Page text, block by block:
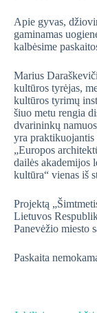
Apie gyvas,
gaminamas
kalbėsime
Marius
kultūros tyrėjas,
kultūros tyrimų
šiuo metu rengia
dvarininkų
yra praktikuojantis
„Europos
dailės akademijos
kultūra“ vienas iš
Projektą
Lietuvos
Panevėžio miesto
Paskaita